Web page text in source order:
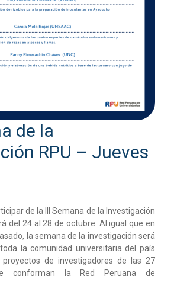
de la
RPU – Jueves
de la III Semana de la Investigación
del 24 al 28 de octubre. Al igual que en
la semana de la investigación será
la comunidad universitaria del país
de investigadores de las 27
conforman la Red Peruana de